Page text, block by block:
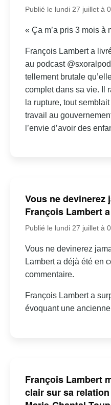
Publié le lundi 27 juillet à
« Ça m’a pris 3 mois à
François Lambert a
au podcast
tellement brutale
complet dans sa vie. Il
la rupture, tout
travail au
l’envie d’avoir des
Vous ne devinerez
François Lambert
Publié le lundi 27 juillet à
Vous ne devinerez
Lambert a déjà été en
commentaire.
François Lambert a
évoquant une
François Lambert
clair sur sa